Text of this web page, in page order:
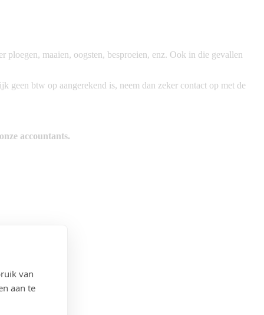
maaien, oogsten, besproeien, enz. Ook in die gevallen
btw op aangerekend is, neem dan zeker contact op met de
accountants.
van
aan te